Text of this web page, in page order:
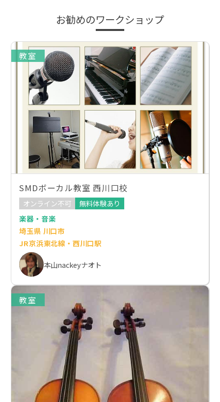
お勧めのワークショップ
教室
SMDボーカル教室 西川口校
オンライン不可
無料体験あり
楽器・音楽
埼玉県 川口市
JR京浜東北線・西川口駅
本山nackeyナオト
教室